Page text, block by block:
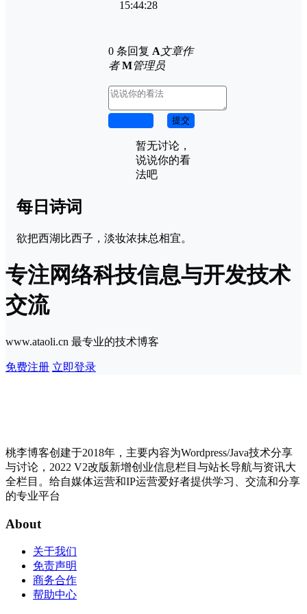
15:44:28
0 条回复 A文章作
者 M管理员
提交
暂无讨论，
说说你的看
法吧
每日诗词
欲把西湖比西子，淡妆浓抹总相宜。
专注网络科技信息与开发技术
交流
www.ataoli.cn 最专业的技术博客
免费注册 立即登录
桃李博客创建于2018年，主要内容为Wordpress/Java技术分享
与讨论，2022 V2改版新增创业信息栏目与站长导航与资讯大
全栏目。给自媒体运营和IP运营爱好者提供学习、交流和分享
的专业平台
About
关于我们
免责声明
商务合作
帮助中心